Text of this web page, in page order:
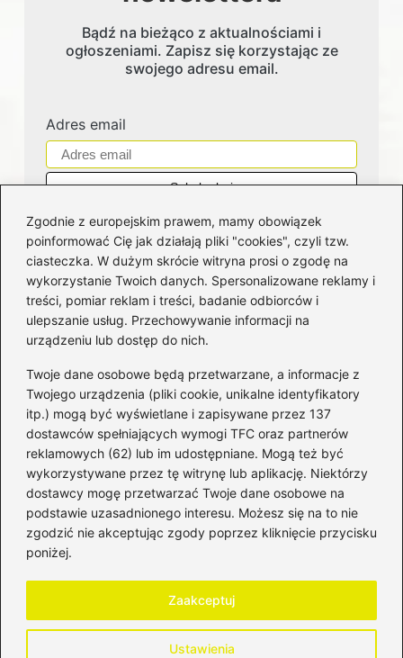
Zgodnie z europejskim prawem, mamy obowiązek
poinformować Cię jak działają pliki "cookies", czyli tzw.
ciasteczka. W dużym skrócie witryna prosi o zgodę na
wykorzystanie Twoich danych. Spersonalizowane reklamy i
treści, pomiar reklam i treści, badanie odbiorców i
ulepszanie usług. Przechowywanie informacji na
urządzeniu lub dostęp do nich.
Twoje dane osobowe będą przetwarzane, a informacje z
Twojego urządzenia (pliki cookie, unikalne identyfikatory
itp.) mogą być wyświetlane i zapisywane przez 137
dostawców spełniających wymogi TFC oraz partnerów
reklamowych (62) lub im udostępniane. Mogą też być
wykorzystywane przez tę witrynę lub aplikację. Niektórzy
dostawcy mogę przetwarzać Twoje dane osobowe na
podstawie uzasadnionego interesu. Możesz się na to nie
zgodzić nie akceptując zgody poprzez kliknięcie przycisku
poniżej.
Ustawienia
Zaakceptuj
Bądź na bieżąco z aktualnościami i
ogłoszeniami. Zapisz się korzystając ze
swojego adresu email.
Adres email
Kategorie
Bankowość (181)
Fundusze
(36)
Giełda(28)
Inwestycje(49)
Rentowność(32)
Rozliczenia(196)
Świadczenia socjalne(58)
Waluty(21)
Windykacja(49)
Polityka prywatności